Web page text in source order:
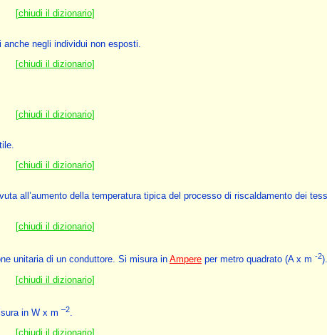
[chiudi il dizionario]
negli individui non esposti.
[chiudi il dizionario]
[chiudi il dizionario]
[chiudi il dizionario]
all’aumento della temperatura tipica del processo di riscaldamento dei
[chiudi il dizionario]
unitaria di un conduttore. Si misura in Ampere per metro quadrato (A x m -2).
[chiudi il dizionario]
in W x m –2.
[chiudi il dizionario]